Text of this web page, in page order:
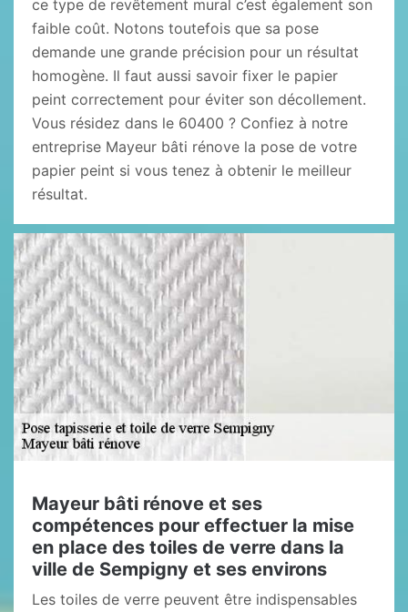
ce type de revêtement mural c’est également son
faible coût. Notons toutefois que sa pose
demande une grande précision pour un résultat
homogène. Il faut aussi savoir fixer le papier
peint correctement pour éviter son décollement.
Vous résidez dans le 60400 ? Confiez à notre
entreprise Mayeur bâti rénove la pose de votre
papier peint si vous tenez à obtenir le meilleur
résultat.
Mayeur bâti rénove et ses
compétences pour effectuer la mise
en place des toiles de verre dans la
ville de Sempigny et ses environs
Les toiles de verre peuvent être indispensables